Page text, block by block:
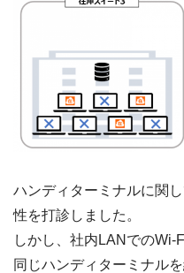
ハンディターミナルに関
性を打診しました。
しかし、社内LANでのWi-
同じハンディターミナル